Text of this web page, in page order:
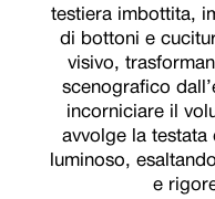
testiera imbottita,
di bottoni e
visivo,
scenografico
incorniciare il
avvolge la testata
luminoso,
e